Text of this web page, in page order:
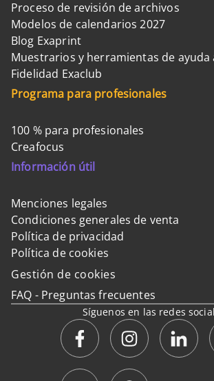
Proceso de revisión de archivos
Modelos de calendarios 2027
Blog Exaprint
Muestrarios y herramientas de ayuda
Fidelidad Exaclub
Programa para profesionales
100 % para profesionales
Creafocus
Información útil
Menciones legales
Condiciones generales de venta
Política de privacidad
Política de cookies
Gestión de cookies
FAQ - Preguntas frecuentes
Síguenos en las redes